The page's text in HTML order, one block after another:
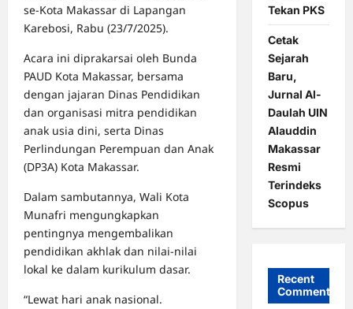
se-Kota Makassar di Lapangan
Karebosi, Rabu (23/7/2025).
Acara ini diprakarsai oleh Bunda
PAUD Kota Makassar, bersama
dengan jajaran Dinas Pendidikan
dan organisasi mitra pendidikan
anak usia dini, serta Dinas
Perlindungan Perempuan dan Anak
(DP3A) Kota Makassar.
Dalam sambutannya, Wali Kota
Munafri mengungkapkan
pentingnya mengembalikan
pendidikan akhlak dan nilai-nilai
lokal ke dalam kurikulum dasar.
“Lewat hari anak nasional.
Tekan PKS
Cetak
Sejarah
Baru,
Jurnal Al-
Daulah UIN
Alauddin
Makassar
Resmi
Terindeks
Scopus
Recent
Comments